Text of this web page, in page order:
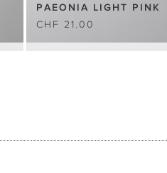
PAEONIA LIGHT PINK
CHF 21.00